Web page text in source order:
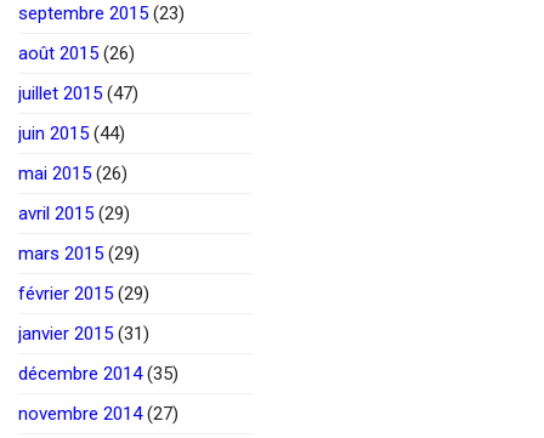
septembre 2015 (23)
août 2015 (26)
juillet 2015 (47)
juin 2015 (44)
mai 2015 (26)
avril 2015 (29)
mars 2015 (29)
février 2015 (29)
janvier 2015 (31)
décembre 2014(35)
novembre 2014(27)